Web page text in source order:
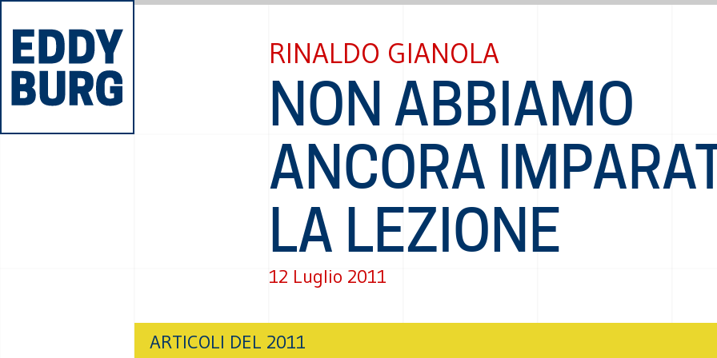
RINALDO GIANOLA
NON ABBIAMO
ANCORA
LA LEZIONE
12 Luglio 2011
ARTICOLI DEL 2011